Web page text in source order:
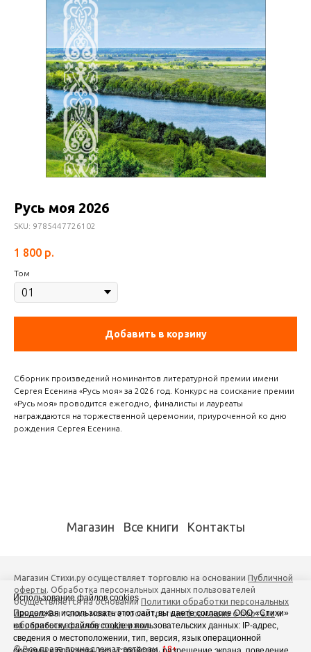
Русь моя 2026
SKU: 9785447726102
1 800 р.
Том
Добавить в корзину
Сборник произведений номинантов литературной премии имени
Сергея Есенина «Русь моя» за 2026 год. Конкурс на соискание премии
«Русь моя» проводится ежегодно, финалисты и лауреаты
награждаются на торжественной церемонии, приуроченной ко дню
рождения Сергея Есенина.
Использование файлов cookies
Продолжая использовать этот сайт, вы даете согласие ООО «Стихи»
на обработку файлов cookie и пользовательских данных: IP-адрес,
сведения о местоположении, тип, версия, язык операционной
Магазин Все книги Контакты
Магазин Стихи.ру осуществляет торговлю на основании Публичной
оферты. Обработка персональных данных пользователей
осуществляется на основании Политики обработки персональных
данных. Вы также можете посмотретьинформацию о порталеи
обратиться в службу поддержки.
© Все права принадлежат авторам. 18+